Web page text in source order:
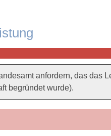
anfordern, das das
begründet wurde).